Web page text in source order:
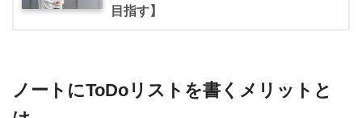
目指す】
ノートにToDoリストを書くメリットと